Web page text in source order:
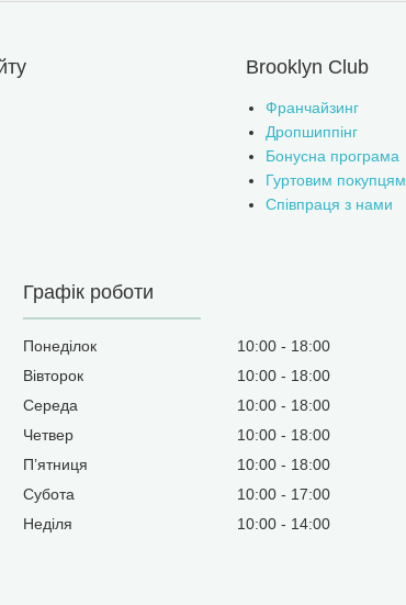
Brooklyn Club
Франчайзинг
Дропшиппінг
Бонусна програма
Гуртовим покупцям
Співпраця з нами
Графік роботи
Понеділок 10:00
18:00
Вівторок
10:00
18:00
Середа
10:00
18:00
Четвер
10:00
18:00
Пʼятниця
10:00
18:00
Субота
10:00
17:00
Неділя
10:00 14:00